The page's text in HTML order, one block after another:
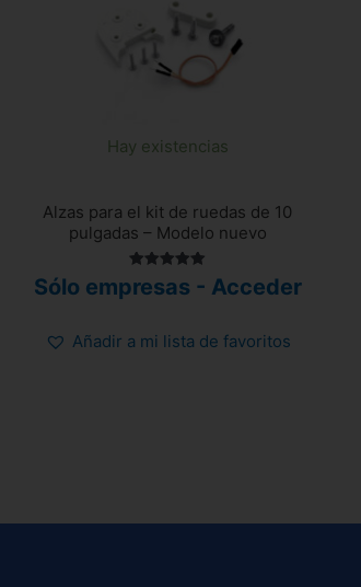
Hay existencias
Alzas para el kit de ruedas de 10
pulgadas – Modelo nuevo
con
Sólo empresas - Acceder
Añadir a mi lista de favoritos